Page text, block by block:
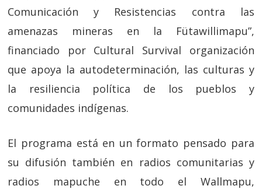
Comunicación y Resistencias contra las
amenazas mineras en la Fütawillimapu”,
financiado por Cultural Survival organización
que apoya la autodeterminación, las culturas y
la resiliencia política de los pueblos y
comunidades indígenas.
El programa está en un formato pensado para
su difusión también en radios comunitarias y
radios mapuche en todo el Wallmapu,